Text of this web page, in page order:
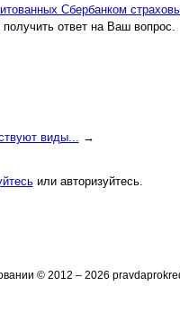
Сбербанком
ответ на Ваш вопрос.
виды... →
или авторизуйтесь.
© 2012 – 2026